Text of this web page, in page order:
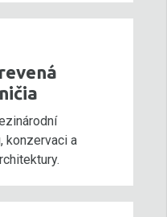
konzervaci a